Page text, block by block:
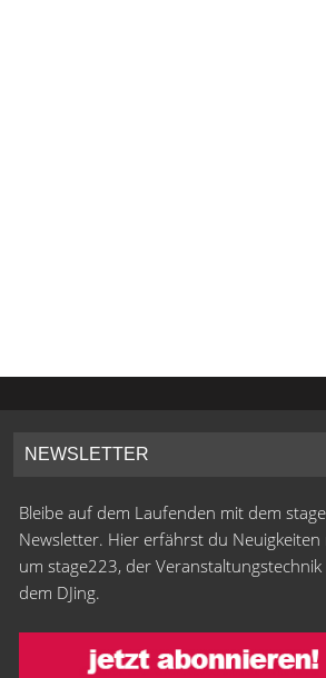
NEWSLETTER
Bleibe auf dem Laufenden mit dem
Newsletter. Hier erfährst du
um stage223, der
dem DJing.